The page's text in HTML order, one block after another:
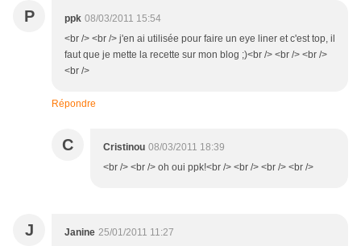
P ppk 08/03/2011 15:54
<br /> <br /> j'en ai utilisée pour faire un eye liner et c'est top, il
faut que je mette la recette sur mon blog ;)<br /> <br /> <br />
<br />
Répondre
C Cristinou 08/03/2011 18:39
<br /> <br /> oh oui ppk!<br /> <br /> <br /> <br />
J Janine 25/01/2011 11:27